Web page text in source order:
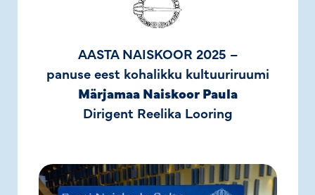
AASTA NAISKOOR 2025 –
panuse eest kohalikku kultuuriruumi
Märjamaa Naiskoor Paula
Dirigent Reelika Looring